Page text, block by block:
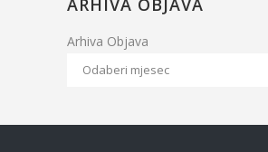
Arhiva Objava